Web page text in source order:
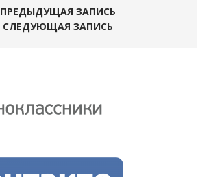
ПРЕДЫДУЩАЯ ЗАПИСЬ
СЛЕДУЮЩАЯ ЗАПИСЬ